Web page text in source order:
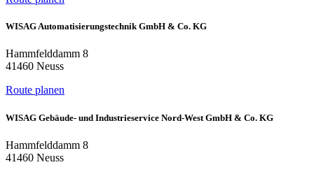
WISAG Automatisierungstechnik GmbH & Co. KG
Hammfelddamm 8
41460 Neuss
Route planen
WISAG Gebäude- und Industrieservice Nord-West GmbH & Co. KG
Hammfelddamm 8
41460 Neuss